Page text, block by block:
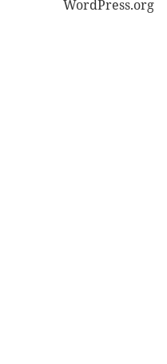
WordPress.org